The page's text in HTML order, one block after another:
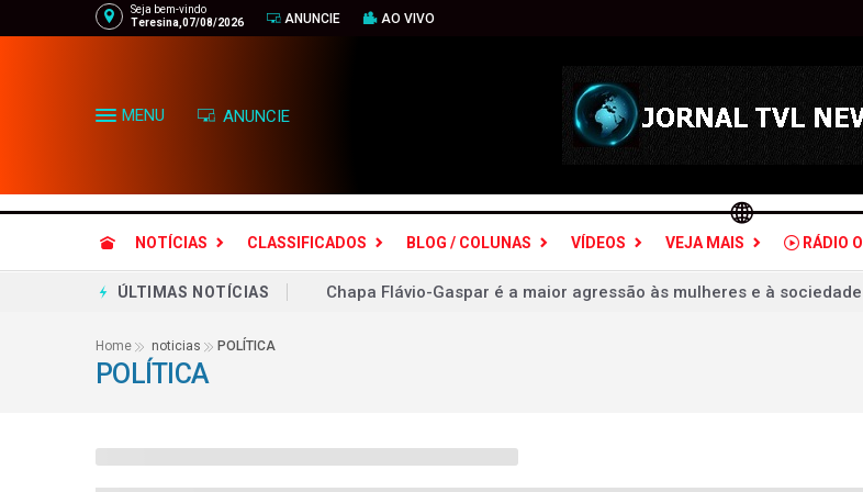
Seja bem-vindo
Teresina,07/08/2026
ANUNCIE AO VIVO
MENU ANUNCIE
NOTÍCIAS CLASSIFICADOS BLOG / COLUNAS VÍDEOS VEJA MAIS RÁDIO
ÚLTIMAS NOTÍCIAS
Lei Maria da Penha mudou olhar sobre crimes de violência doméstica
Gilmar Mendes aguarda PGR para decidir sobre inquérito por
Home noticias POLÍTICA
POLÍTICA